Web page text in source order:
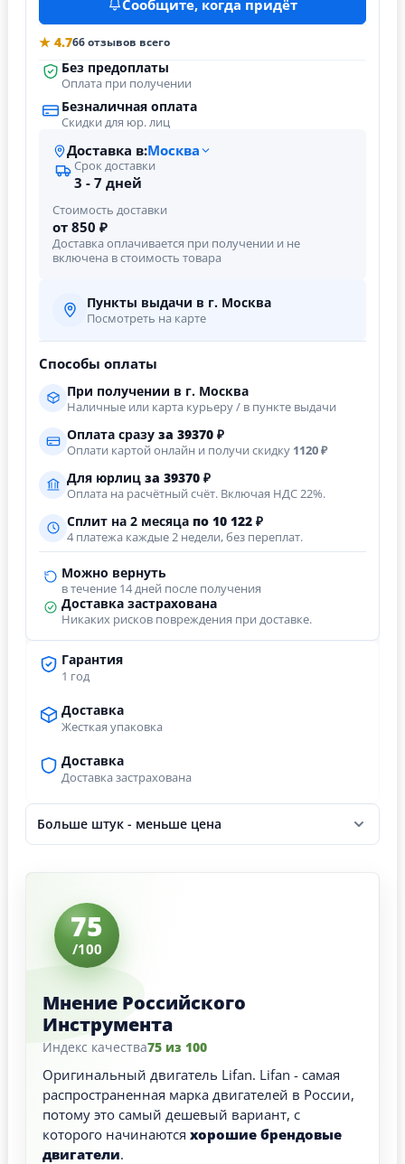
Гарантия
1 год
Доставка
Жесткая упаковка
Доставка
Доставка застрахована
Больше штук - меньше цена
Сообщите, когда придёт
★ 4.766 отзывов всего
Без предоплаты
Оплата при получении
Безналичная оплата
Скидки для юр. лиц
Доставка в:Москва
Срок доставки
3 - 7 дней
Стоимость доставки
от 850 ₽
Доставка оплачивается при получении и не
включена в стоимость товара
Пункты выдачи в г. Москва
Посмотреть на карте
Способы оплаты
При получении в г. Москва
Наличные или карта курьеру / в пункте выдачи
Оплата сразу за 39370 ₽
Оплати картой онлайн и получи скидку 1120 ₽
Для юрлиц за 39370 ₽
Оплата на расчётный счёт. Включая НДС 22%.
Сплит на 2 месяца по 10 122 ₽
4 платежа каждые 2 недели, без переплат.
Можно вернуть
в течение 14 дней после получения
Доставка застрахована
Никаких рисков повреждения при доставке.
75
/100
Мнение Российского
Инструмента
Индекс качества75 из 100
Оригинальный двигатель Lifan. Lifan - самая
распространенная марка двигателей в России,
потому это самый дешевый вариант, с
которого начинаются хорошие брендовые
двигатели.